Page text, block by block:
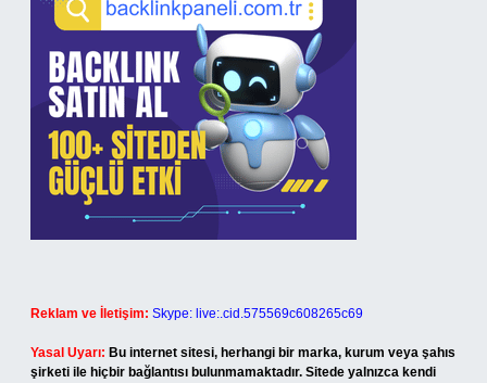
Reklam ve İletişim: Skype: live:.cid.575569c608265c69
Yasal Uyarı: Bu internet sitesi, herhangi bir marka, kurum veya şahıs
şirketi ile hiçbir bağlantısı bulunmamaktadır. Sitede yalnızca kendi